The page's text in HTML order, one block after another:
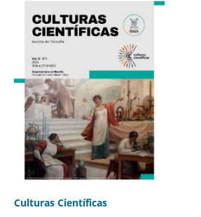
Culturas Científicas